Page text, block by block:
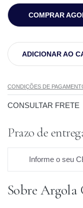
COMPRAR
ADICIONAR AO
CONDIÇÕES DE
CONSULTAR FRETE
Prazo de
Informe o seu
Prazo para
Sobre Argola